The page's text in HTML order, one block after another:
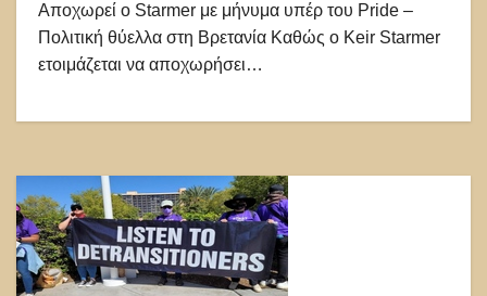
Αποχωρεί ο Starmer με μήνυμα υπέρ του Pride –
Πολιτική θύελλα στη Βρετανία Καθώς ο Keir Starmer
ετοιμάζεται να αποχωρήσει…